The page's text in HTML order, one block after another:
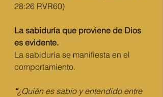
28:26 RVR60)
La sabiduría que proviene de Dios
es evidente.
La sabiduría se manifiesta en el
comportamiento.
“¿Quién es sabio y entendido entre